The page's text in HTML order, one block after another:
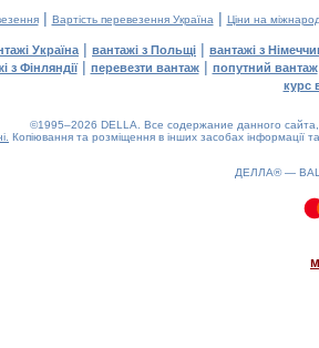
| Вартість перевезення Україна | Ціни на
Україна | вантажі з Польщі | вантажі з
з Фінляндії| перевезти вантаж| попутний вантаж
курс
©1995–2026 DELLA. Все содержание данного
Копіювання та розміщення в інших засобах інформації
ДЕЛЛА® —